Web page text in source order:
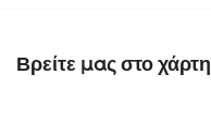
Βρείτε μας στο χάρτη